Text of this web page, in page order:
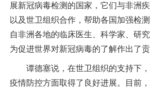
展新冠病毒检测的国家，它们与非洲
以及世卫组织合作，帮助各国加强检
自非洲各地的临床医生、科学家、研
为促进世界对新冠病毒的了解作出了贡
谭德塞说，在世卫组织的支持下
疫情防控方面取得了良好进展。目前